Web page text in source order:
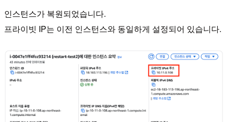
인스턴스가 복원되었습니다.
프라이빗 IP는 이전 인스턴스와 동일하게 설정되어 있습니다.